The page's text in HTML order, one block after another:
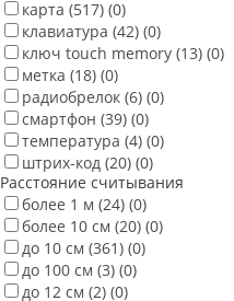
карта (517) (0)
клавиатура (42) (0)
ключ touch memory (13) (0)
метка (18) (0)
радиобрелок (6) (0)
смартфон (39) (0)
температура (4) (0)
штрих-код (20) (0)
Расстояние считывания
более 1 м (24) (0)
более 10 см (20) (0)
до 10 см (361) (0)
до 100 см (3) (0)
до 12 см (2) (0)